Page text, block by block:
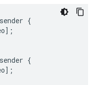
sender {
];
sender {
];